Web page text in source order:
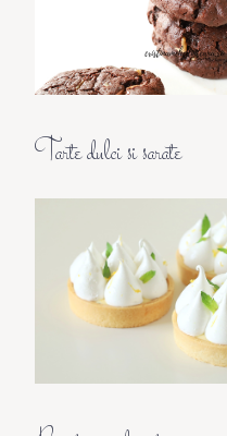
Tarte dulci si sarate